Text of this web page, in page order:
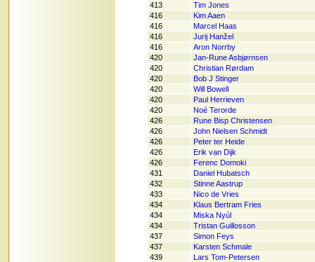
413
Tim Jones
416
Kim Aaen
416
Marcel Haas
416
Jurij Hanžel
416
Aron Norrby
420
Jan-Rune Asbjørnsen
420
Christian Rørdam
420
Bob J Stinger
420
Will Bowell
420
Paul Herrieven
420
Noé Terorde
426
Rune Bisp Christensen
426
John Nielsen Schmidt
426
Peter ter Heide
426
Erik van Dijk
426
Ferenc Domoki
431
Daniel Hubatsch
432
Stinne Aastrup
433
Nico de Vries
434
Klaus Bertram Fries
434
Miska Nyúl
434
Tristan Guillosson
437
Simon Feys
437
Karsten Schmale
439
Lars Tom-Petersen